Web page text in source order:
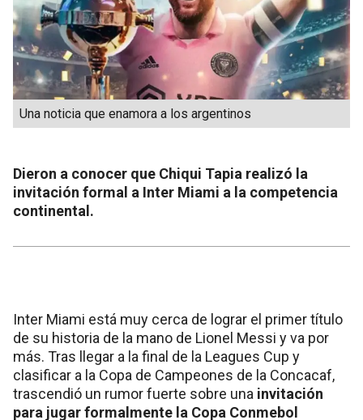
Una noticia que enamora a los argentinos
Dieron a conocer que Chiqui Tapia realizó la
invitación formal a Inter Miami a la competencia
continental.
Inter Miami está muy cerca de lograr el primer título
de su historia de la mano de Lionel Messi y va por
más. Tras llegar a la final de la Leagues Cup y
clasificar a la Copa de Campeones de la Concacaf,
trascendió un rumor fuerte sobre una invitación
para jugar formalmente la Copa Conmebol